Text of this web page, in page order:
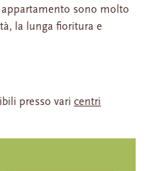
sono molto
la lunga fioritura e
presso vari centri